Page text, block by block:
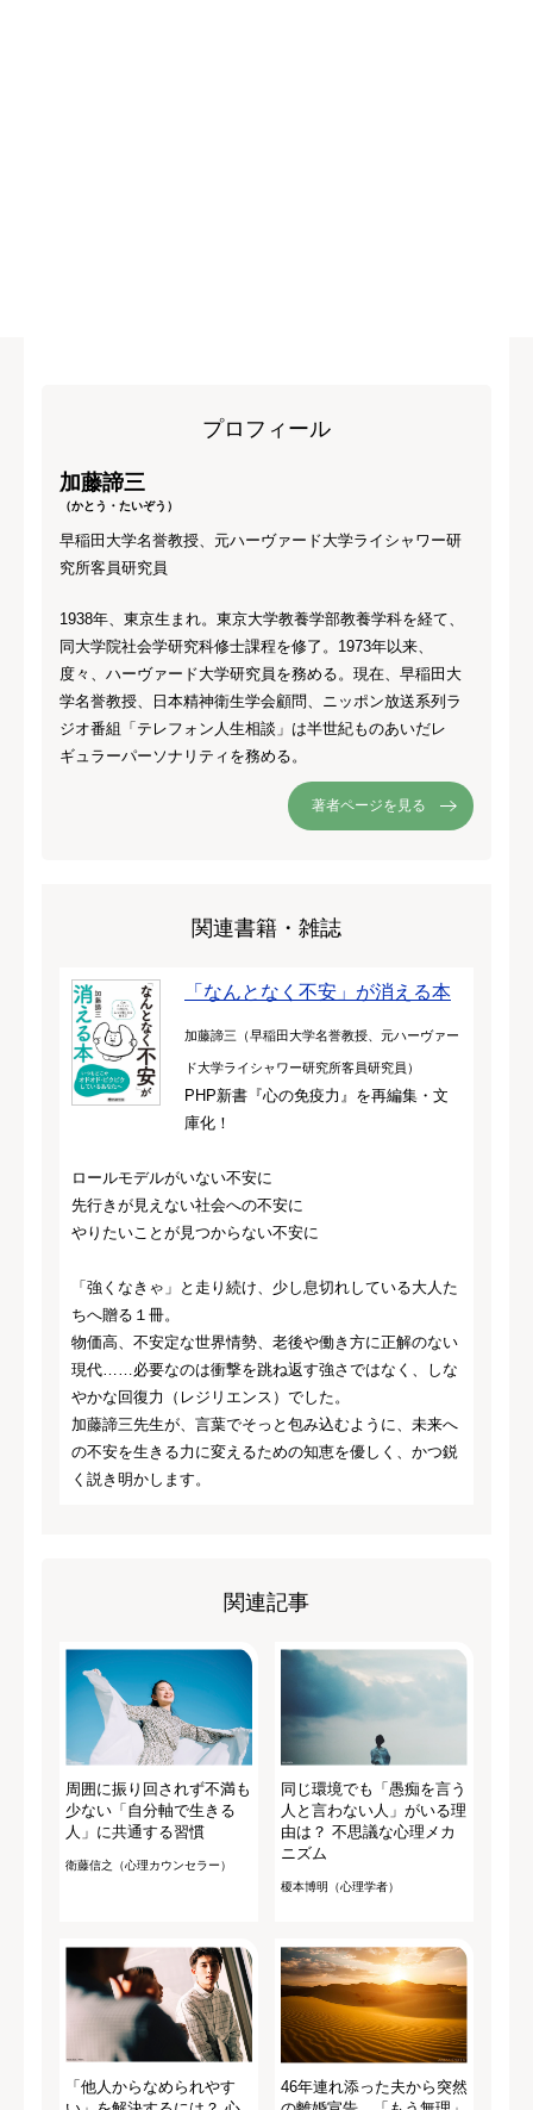
プロフィール
加藤諦三
（かとう・たいぞう）
早稲田大学名誉教授、元ハーヴァード大学ライシャワー研
究所客員研究員
1938年、東京生まれ。東京大学教養学部教養学科を経て、
同大学院社会学研究科修士課程を修了。1973年以来、
度々、ハーヴァード大学研究員を務める。現在、早稲田大
学名誉教授、日本精神衛生学会顧問、ニッポン放送系列ラ
ジオ番組「テレフォン人生相談」は半世紀ものあいだレ
ギュラーパーソナリティを務める。
著者ページを見る
関連書籍・雑誌
「なんとなく不安」が消える本
加藤諦三（早稲田大学名誉教授、元ハーヴァー
ド大学ライシャワー研究所客員研究員）
PHP新書『心の免疫力』を再編集・文
庫化！
ロールモデルがいない不安に
先行きが見えない社会への不安に
やりたいことが見つからない不安に
「強くなきゃ」と走り続け、少し息切れしている大人た
ちへ贈る１冊。
物価高、不安定な世界情勢、老後や働き方に正解のない
現代……必要なのは衝撃を跳ね返す強さではなく、しな
やかな回復力（レジリエンス）でした。
加藤諦三先生が、言葉でそっと包み込むように、未来へ
の不安を生きる力に変えるための知恵を優しく、かつ鋭
く説き明かします。
関連記事
周囲に振り回されず不満も
少ない「自分軸で生きる
人」に共通する習慣
衛藤信之（心理カウンセラー）
同じ環境でも「愚痴を言う
人と言わない人」がいる理
由は？ 不思議な心理メカ
ニズム
榎本博明（心理学者）
「他人からなめられやす
46年連れ添った夫から突然